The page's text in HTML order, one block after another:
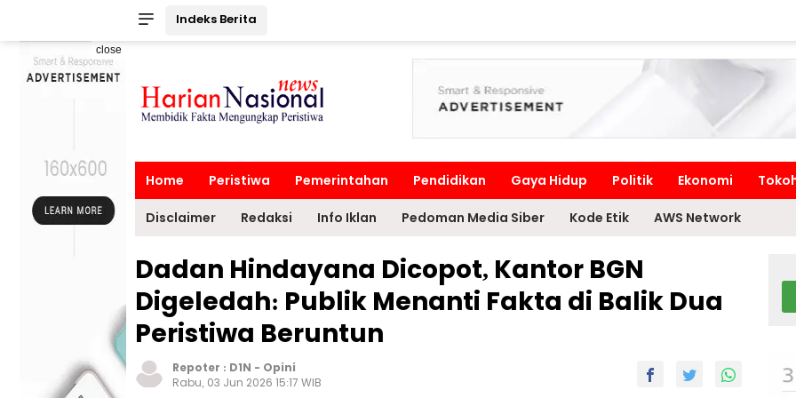
Indeks Berita
close
Home Peristiwa Pemerintahan Pendidikan Gaya Hidup Politik Ekonomi
Disclaimer Redaksi Info Iklan Pedoman Media Siber Kode Etik AWS Network
Dadan Hindayana Dicopot, Kantor BGN
Digeledah: Publik Menanti Fakta di Balik Dua
Peristiwa Beruntun
Repoter : D1N - Opini
Rabu, 03 Jun 2026 15:17 WIB